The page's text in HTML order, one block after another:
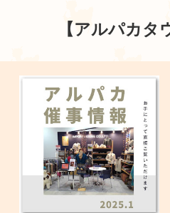
【アルパカタ